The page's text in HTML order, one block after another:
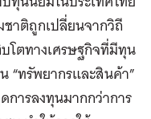
าติถูกเปลี่ยนจากวิถี
โตทางเศรษฐกิจที่มีทุน
“ทรัพยากรและสินค้า”
ารลงทุนมากกว่าการ